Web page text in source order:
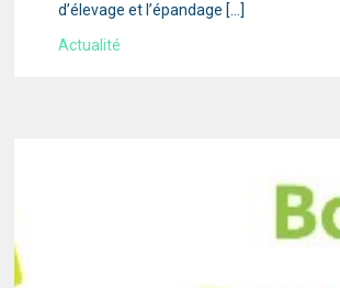
d’élevage et l’épandage […]
Actualité